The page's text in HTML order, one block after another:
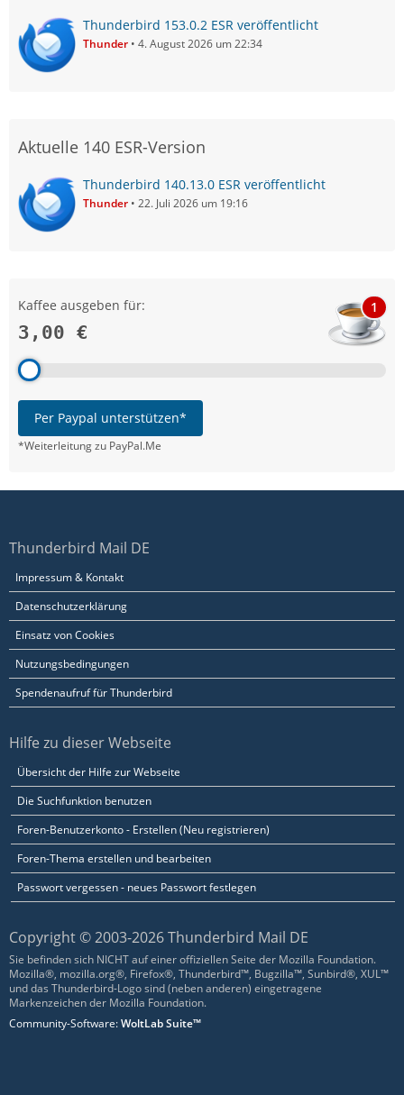
Thunderbird 153.0.2 ESR veröffentlicht
Thunder 4. August 2026 um 22:34
Aktuelle 140 ESR-Version
Thunderbird 140.13.0 ESR veröffentlicht
Thunder 22. Juli 2026 um 19:16
Kaffee ausgeben für:
3,00 €
1
Per Paypal unterstützen*
*Weiterleitung zu PayPal.Me
Thunderbird Mail DE
Impressum & Kontakt
Datenschutzerklärung
Einsatz von Cookies
Nutzungsbedingungen
Spendenaufruf für Thunderbird
Hilfe zu dieser Webseite
Übersicht der Hilfe zur Webseite
Die Suchfunktion benutzen
Foren-Benutzerkonto - Erstellen (Neu registrieren)
Foren-Thema erstellen und bearbeiten
Passwort vergessen - neues Passwort festlegen
Copyright © 2003-2026 Thunderbird Mail DE
Sie befinden sich NICHT auf einer offiziellen Seite der Mozilla Foundation.
Mozilla®, mozilla.org®, Firefox®, Thunderbird™, Bugzilla™, Sunbird®, XUL™
und das Thunderbird-Logo sind (neben anderen) eingetragene
Markenzeichen der Mozilla Foundation.
Community-Software:WoltLab Suite™